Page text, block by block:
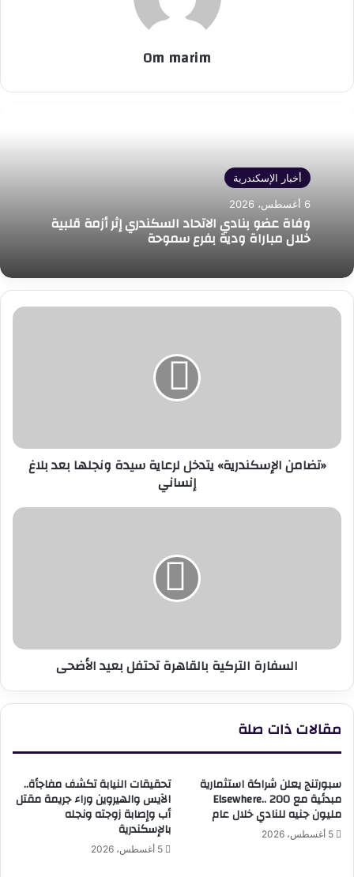
Om marim
أخبار الإسكندرية
6 أغسطس، 2026
وفاة عضو بنادي الاتحاد السكندري إثر أزمة قلبية
خلال مباراة ودية بفرع سموحة
«تضامن
إنساني
«تضامن الإسكندرية» يتدخل لرعاية سيدة ونجلها بعد بلاغ
إنساني
السفارة
السفارة التركية بالقاهرة تحتفل بعيد الأضحى
مقالات ذات صلة
سبورتنج يعلن شراكة استثمارية
مبدئية مع Elsewhere.. 200
مليون جنيه للنادي خلال عام
5 أغسطس، 2026
تحقيقات النيابة تكشف مفاجأة..
الآيس والهيروين وراء جريمة مقتل
أب وإصابة زوجته ونجله
بالإسكندرية
5 أغسطس، 2026